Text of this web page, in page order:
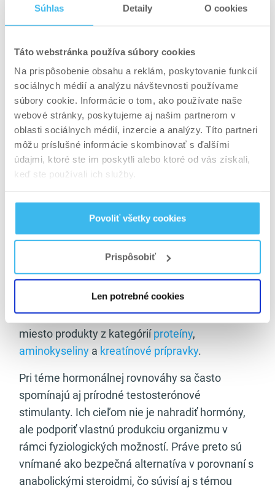
Súhlas Detaily O cookies
Táto webstránka používa súbory cookies
Na prispôsobenie obsahu a reklám, poskytovanie funkcií
sociálnych médií a analýzu návštevnosti používame
súbory cookie. Informácie o tom, ako používate naše
webové stránky, poskytujeme aj našim partnerom v
oblasti sociálnych médií, inzercie a analýzy. Títo partneri
môžu príslušné informácie skombinovať s ďalšími
údajmi, ktoré ste im poskytli alebo ktoré od vás získali,
keď ste používali ich služby.
Povoliť všetky cookies
Prispôsobiť
Len potrebné cookies
Prirodzený anabolizmus
ako udržateľná cesta
Z dlhodobej praxe vieme, že svalový rast je
výsledkom rovnováhy medzi tréningom,
regeneráciou a výživou. Pochopenie rozdielu
medzi rozkladom a rastom vysvetľuje aj vzťah
katabolizmu a anabolizmu. Silový tréning,
dostatok energie a kvalitný spánok dokážu
aktivovať prirodzené anabolické mechanizmy
Podpora rastu svalov sa v praxi opiera o overené
podporuje výkon a objem tréningu. Tieto
prístupy stoja za dlhodobým progresom, ktorý
rozoberáme aj v kontextebudovania kvalitnej
svalovej hmoty. V tomto rámci majú svoje
miesto produkty z kategóriíproteíny,
aminokyseliny a kreatínové prípravky.
Pri téme hormonálnej rovnováhy sa často
spomínajú aj prírodné testosterónové
stimulanty. Ich cieľom nie je nahradiť hormóny,
ale podporiť vlastnú produkciu organizmu v
rámci fyziologických možností. Práve preto sú
vnímané ako bezpečná alternatíva v porovnaní s
anabolickými steroidmi, čo súvisí aj s témou